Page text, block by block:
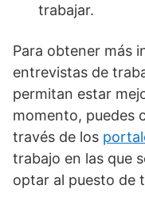
trabajar.
Para obtener más
entrevistas de
permitan estar
momento, puedes
través de los
trabajo en las que
optar al puesto de